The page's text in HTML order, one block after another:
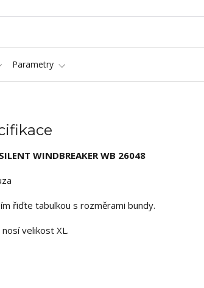
Parametry
WINDBREAKER WB 26048
řiďte tabulkou s rozměrami bundy.
velikost XL.